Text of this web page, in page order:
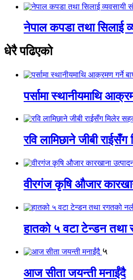
नेपाल कपडा तथा सिलाई
धेरै पढिएको
पर्सामा स्थानीयमाथि
रवि लामिछाने जीबी
वीरगंज कृषि औजार
हातको ५ वटा टेन्डन तथा
५
आज सीता जयन्ती मनाईंदै